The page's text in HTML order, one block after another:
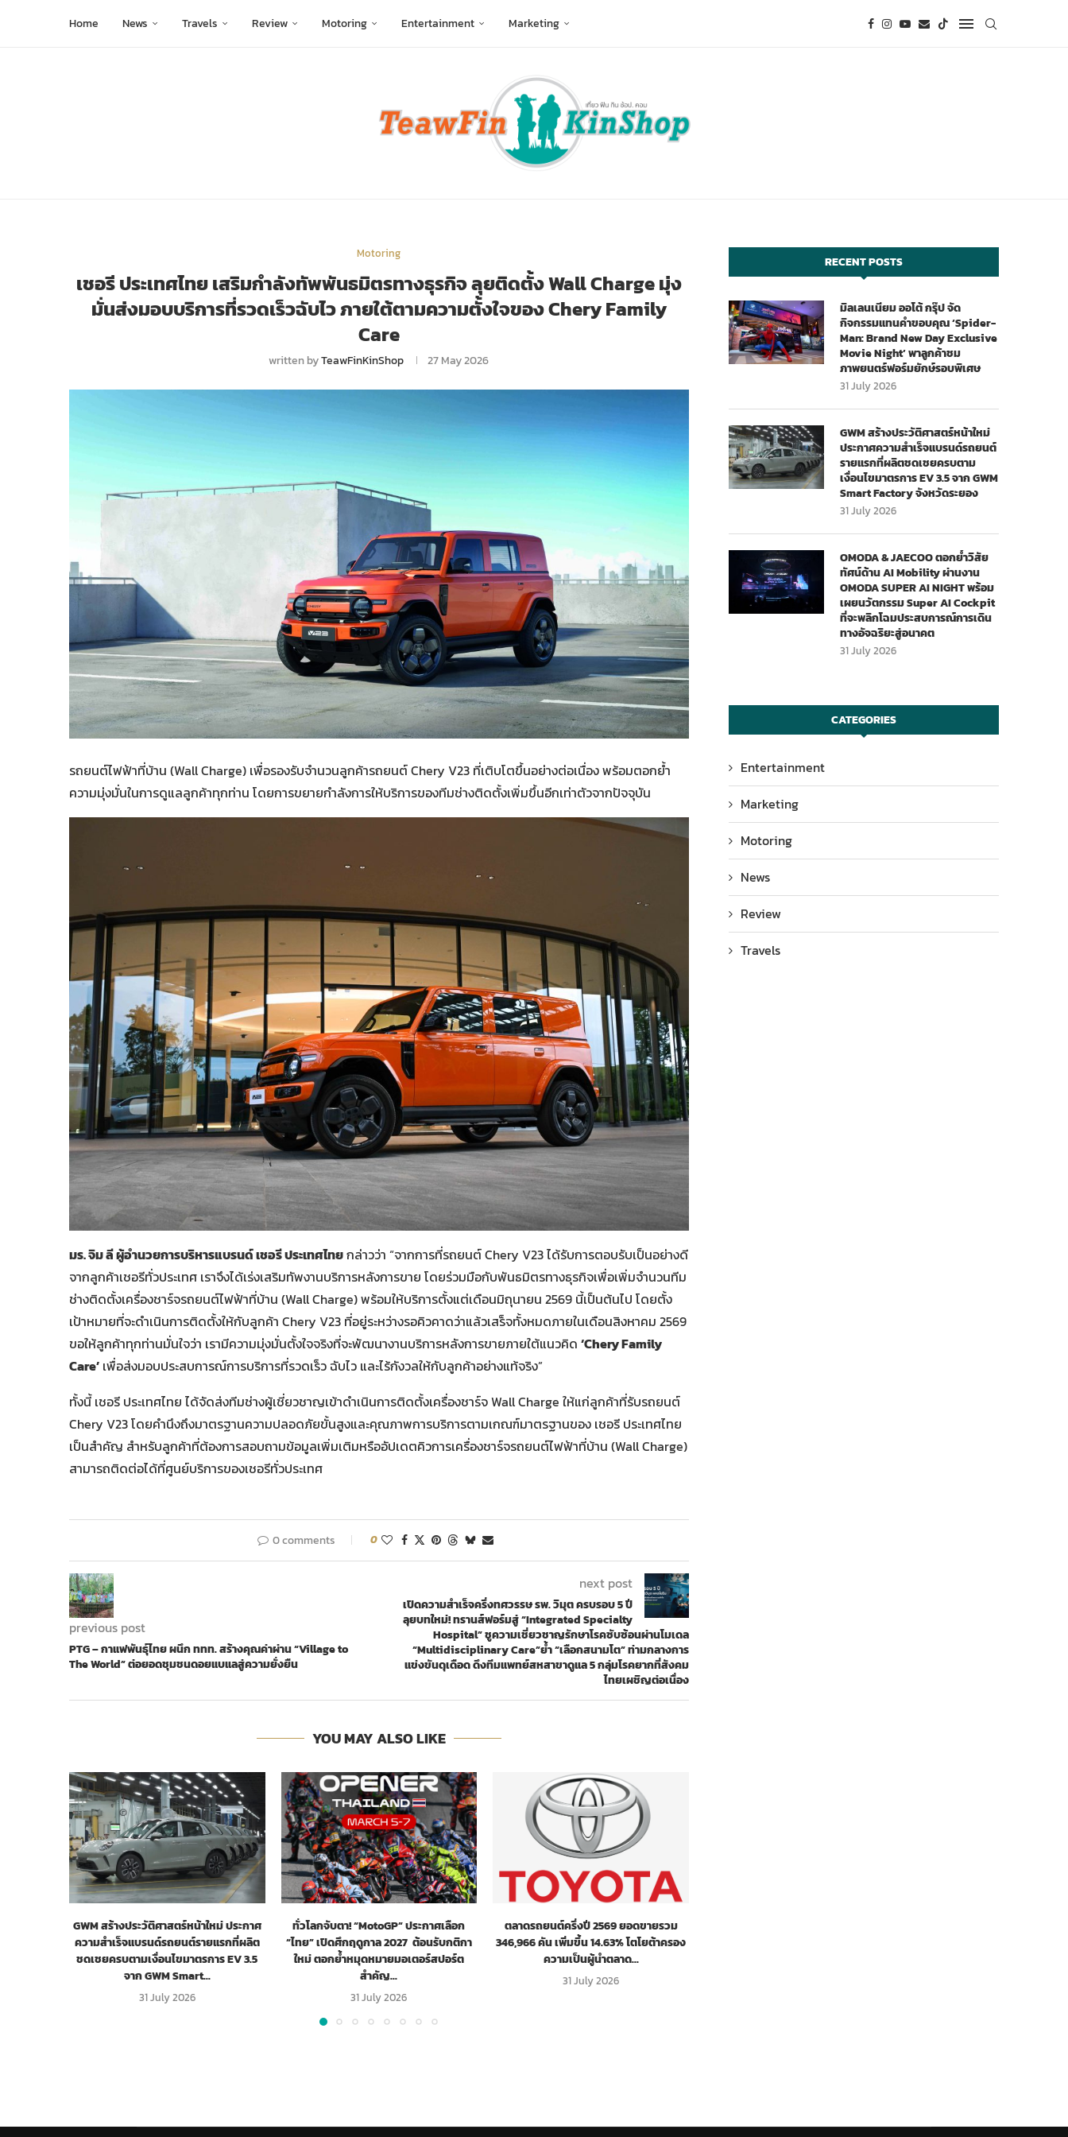
Home News Travels Review Motoring Entertainment Marketing
Motoring
เชอรี ประเทศไทย เสริมกำลังทัพพันธมิตรทางธุรกิจ ลุยติดตั้ง Wall Charge มุ่ง
มั่นส่งมอบบริการที่รวดเร็วฉับไว ภายใต้ตามความตั้งใจของ Chery Family
Care
written byTeawFinKinShop 27 May 2026
รถยนต์ไฟฟ้าที่บ้าน (Wall Charge) เพื่อรองรับจำนวนลูกค้ารถยนต์ Chery V23 ที่เติบโตขึ้นอย่างต่อเนื่อง พร้อมตอกย้ำ
ความมุ่งมั่นในการดูแลลูกค้าทุกท่าน โดยการขยายกำลังการให้บริการของทีมช่างติดตั้งเพิ่มขึ้นอีกเท่าตัวจากปัจจุบัน
มร. จิม ลี ผู้อำนวยการบริหารแบรนด์ เชอรี ประเทศไทยกล่าวว่า “จากการที่รถยนต์ Chery V23 ได้รับการตอบรับเป็นอย่างดี
จากลูกค้าเชอรีทั่วประเทศ เราจึงได้เร่งเสริมทัพงานบริการหลังการขาย โดยร่วมมือกับพันธมิตรทางธุรกิจเพื่อเพิ่มจำนวนทีม
ช่างติดตั้งเครื่องชาร์จรถยนต์ไฟฟ้าที่บ้าน (Wall Charge) พร้อมให้บริการตั้งแต่เดือนมิถุนายน 2569 นี้เป็นต้นไป โดยตั้ง
เป้าหมายที่จะดำเนินการติดตั้งให้กับลูกค้า Chery V23 ที่อยู่ระหว่างรอคิวคาดว่าแล้วเสร็จทั้งหมดภายในเดือนสิงหาคม 2569
ขอให้ลูกค้าทุกท่านมั่นใจว่า เรามีความมุ่งมั่นตั้งใจจริงที่จะพัฒนางานบริการหลังการขายภายใต้แนวคิด ‘Chery Family
Care’ เพื่อส่งมอบประสบการณ์การบริการที่รวดเร็ว ฉับไว และไร้กังวลให้กับลูกค้าอย่างแท้จริง”
ทั้งนี้ เชอรี ประเทศไทย ได้จัดส่งทีมช่างผู้เชี่ยวชาญเข้าดำเนินการติดตั้งเครื่องชาร์จ Wall Charge ให้แก่ลูกค้าที่รับรถยนต์
Chery V23 โดยคำนึงถึงมาตรฐานความปลอดภัยขั้นสูงและคุณภาพการบริการตามเกณฑ์มาตรฐานของ เชอรี ประเทศไทย
เป็นสำคัญ สำหรับลูกค้าที่ต้องการสอบถามข้อมูลเพิ่มเติมหรืออัปเดตคิวการเครื่องชาร์จรถยนต์ไฟฟ้าที่บ้าน (Wall Charge)
สามารถติดต่อได้ที่ศูนย์บริการของเชอรีทั่วประเทศ
0 comments 0
previous post
PTG – กาแฟพันธุ์ไทย ผนึก ททท. สร้างคุณค่าผ่าน “Village to
The World” ต่อยอดชุมชนดอยแบแลสู่ความยั่งยืน
next post
เปิดความสำเร็จครึ่งทศวรรษ รพ. วิมุต ครบรอบ 5 ปี
ลุยบทใหม่! ทรานส์ฟอร์มสู่ “Integrated Specialty
Hospital” ชูความเชี่ยวชาญรักษาโรคซับซ้อนผ่านโมเดล
“Multidisciplinary Care”ย้ำ “เลือกสนามโต” ท่ามกลางการ
แข่งขันดุเดือด ดึงทีมแพทย์สหสาขาดูแล 5 กลุ่มโรคยากที่สังคม
ไทยเผชิญต่อเนื่อง
YOU MAY ALSO LIKE
GWM สร้างประวัติศาสตร์หน้าใหม่ ประกาศ
ความสำเร็จแบรนด์รถยนต์รายแรกที่ผลิต
ชดเชยครบตามเงื่อนไขมาตรการ EV 3.5
จาก GWM Smart...
31 July 2026
ทั่วโลกจับตา! “MotoGP” ประกาศเลือก
“ไทย” เปิดศึกฤดูกาล 2027 ต้อนรับกติกา
ใหม่ ตอกย้ำหมุดหมายมอเตอร์สปอร์ต
สำคัญ...
31 July 2026
ตลาดรถยนต์ครึ่งปี 2569 ยอดขายรวม
346,966 คัน เพิ่มขึ้น 14.63% โตโยต้าครอง
ความเป็นผู้นำตลาด...
31 July 2026
RECENT POSTS
มิลเลนเนียม ออโต้ กรุ๊ป จัด
กิจกรรมแทนคำขอบคุณ ‘Spider-
Man: Brand New Day Exclusive
Movie Night’ พาลูกค้าชม
ภาพยนตร์ฟอร์มยักษ์รอบพิเศษ
31 July 2026
GWM สร้างประวัติศาสตร์หน้าใหม่
ประกาศความสำเร็จแบรนด์รถยนต์
รายแรกที่ผลิตชดเชยครบตาม
เงื่อนไขมาตรการ EV 3.5 จาก GWM
Smart Factory จังหวัดระยอง
31 July 2026
OMODA & JAECOO ตอกย้ำวิสัย
ทัศน์ด้าน AI Mobility ผ่านงาน
OMODA SUPER AI NIGHT พร้อม
เผยนวัตกรรม Super AI Cockpit
ที่จะพลิกโฉมประสบการณ์การเดิน
ทางอัจฉริยะสู่อนาคต
31 July 2026
CATEGORIES
Entertainment
Marketing
Motoring
News
Review
Travels